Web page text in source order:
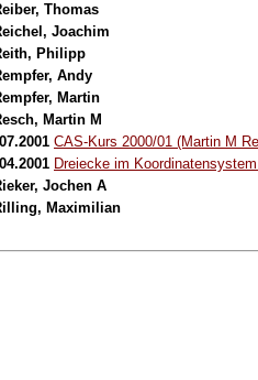
Thomas
Joachim
Philipp
Andy
Martin
Martin M
CAS-Kurs 2000/01 (Martin M
Dreiecke im
Jochen A
Maximilian